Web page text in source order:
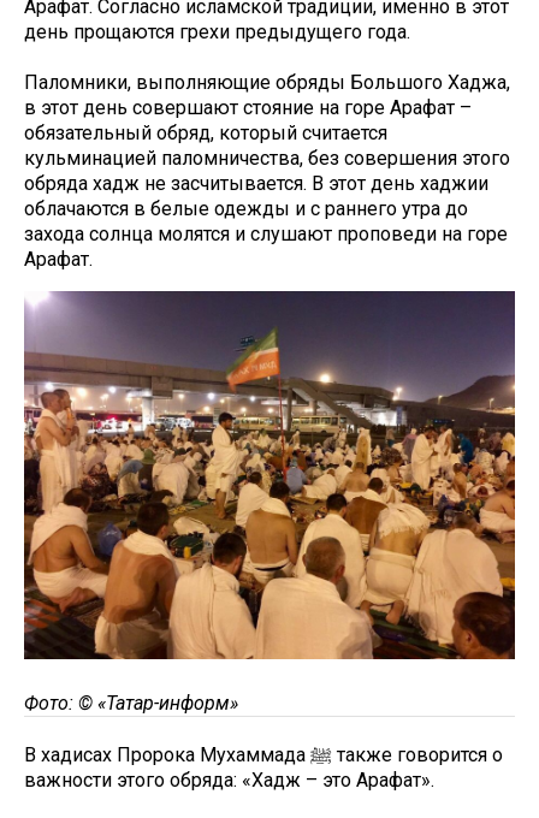
Арафат. Согласно исламской традиции, именно в этот
день прощаются грехи предыдущего года.
Паломники, выполняющие обряды Большого Хаджа,
в этот день совершают стояние на горе Арафат –
обязательный обряд, который считается
кульминацией паломничества, без совершения этого
обряда хадж не засчитывается. В этот день хаджии
облачаются в белые одежды и с раннего утра до
захода солнца молятся и слушают проповеди на горе
Арафат.
Фото: © «Татар-информ»
В хадисах Пророка Мухаммада ﷺ также говорится о
важности этого обряда: «Хадж – это Арафат».